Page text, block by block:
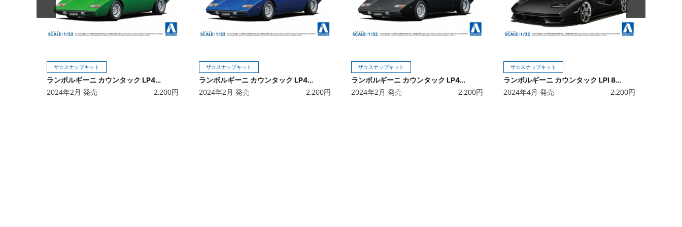
ザ☆スナップキット
ランボルギーニ カウンタック LP400(グリーン)
2024年2月 発売 2,200円
ザ☆スナップキット
ランボルギーニ カウンタック LP400(ブルー)
2024年2月 発売 2,200円
ザ☆スナップキット
ランボルギーニ カウンタック LP400(ブラック)
2024年2月 発売 2,200円
ザ☆スナップキット
ランボルギーニ カウンタック LPI 800-4(ブラック)
2024年4月 発売 2,200円